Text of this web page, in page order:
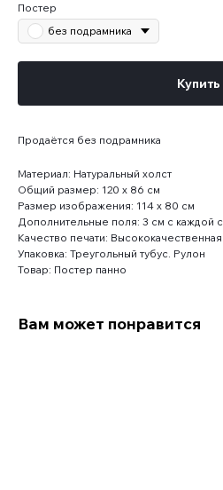
Постер
без подрамника
Купить
Продаётся без подрамника
Материал: Натуральный холст
Общий размер: 120 x 86 см
Размер изображения: 114 x 80 см
Дополнительные поля: 3 см с каждой
Качество печати:
Упаковка: Треугольный тубус. Рулон
Товар: Постер панно
Вам может понравится